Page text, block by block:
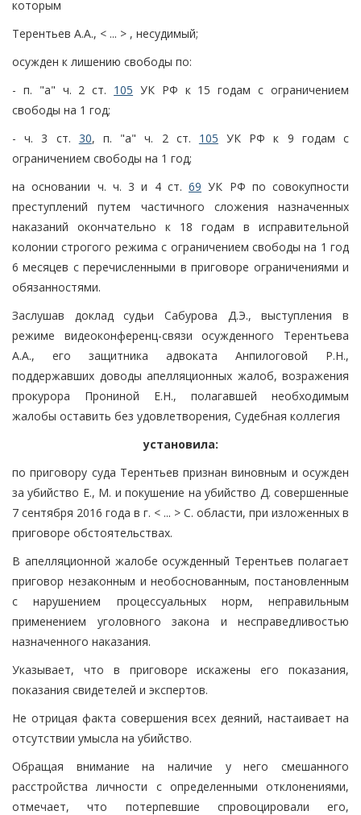
которым
Терентьев А.А., < ... > , несудимый;
осужден к лишению свободы по:
- п. "а" ч. 2 ст. 105 УК РФ к 15 годам с ограничением
свободы на 1 год;
- ч. 3 ст. 30, п. "а" ч. 2 ст. 105 УК РФ к 9 годам с
ограничением свободы на 1 год;
на основании ч. ч. 3 и 4 ст. 69 УК РФ по совокупности
преступлений путем частичного сложения назначенных
наказаний окончательно к 18 годам в исправительной
колонии строгого режима с ограничением свободы на 1 год
6 месяцев с перечисленными в приговоре ограничениями и
обязанностями.
Заслушав доклад судьи Сабурова Д.Э., выступления в
режиме видеоконференц-связи осужденного Терентьева
А.А., его защитника адвоката Анпилоговой Р.Н.,
поддержавших доводы апелляционных жалоб, возражения
прокурора Прониной Е.Н., полагавшей необходимым
жалобы оставить без удовлетворения, Судебная коллегия
установила:
по приговору суда Терентьев признан виновным и осужден
за убийство Е., М. и покушение на убийство Д. совершенные
7 сентября 2016 года в г. < ... > С. области, при изложенных в
приговоре обстоятельствах.
В апелляционной жалобе осужденный Терентьев полагает
приговор незаконным и необоснованным, постановленным
с нарушением процессуальных норм, неправильным
применением уголовного закона и несправедливостью
назначенного наказания.
Указывает, что в приговоре искажены его показания,
показания свидетелей и экспертов.
Не отрицая факта совершения всех деяний, настаивает на
отсутствии умысла на убийство.
Обращая внимание на наличие у него смешанного
расстройства личности с определенными отклонениями,
отмечает, что потерпевшие спровоцировали его,